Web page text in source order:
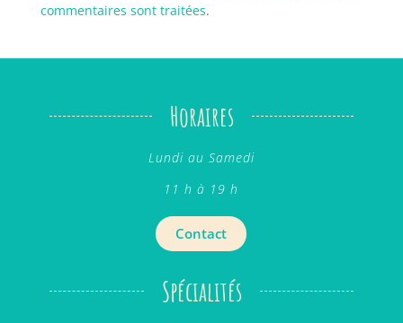
commentaires sont traitées.
Horaires
Lundi au Samedi
11 h à 19 h
Contact
Spécialités